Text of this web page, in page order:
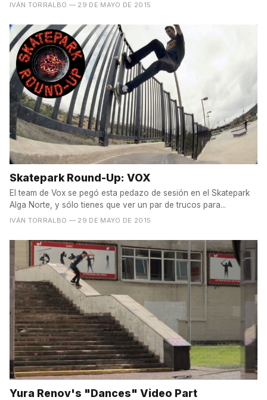
IVÁN TORRALBO — 29 DE MAYO DE 2015
Skatepark Round-Up: VOX
El team de Vox se pegó esta pedazo de sesión en el Skatepark
Alga Norte, y sólo tienes que ver un par de trucos para...
IVÁN TORRALBO — 29 DE MAYO DE 2015
Yura Renov's "Dances" Video Part